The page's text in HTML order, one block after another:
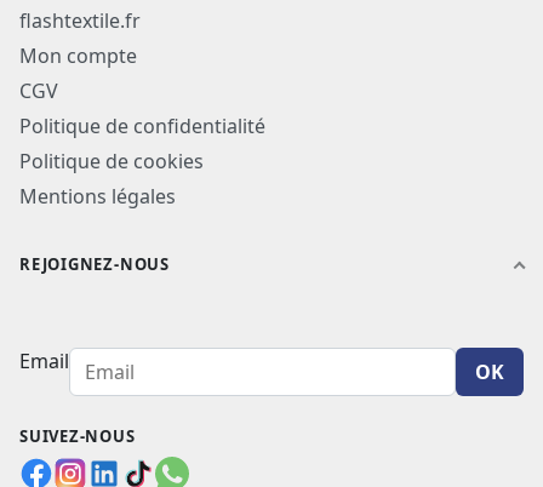
flashtextile.fr
Mon compte
CGV
Politique de confidentialité
Politique de cookies
Mentions légales
REJOIGNEZ-NOUS
Email OK
SUIVEZ-NOUS